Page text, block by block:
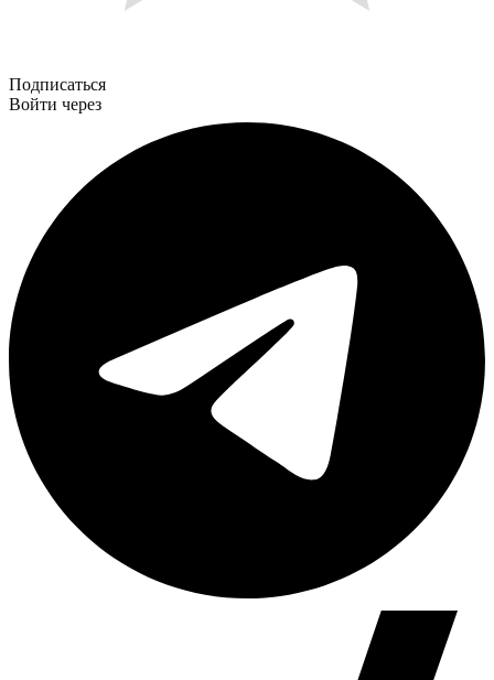
Подписаться
Войти через